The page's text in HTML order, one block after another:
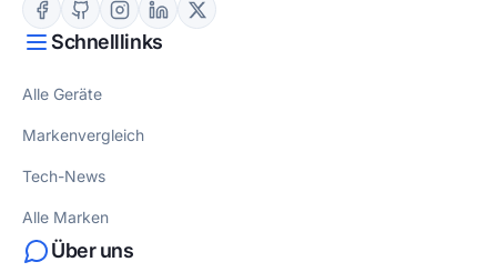
Schnelllinks
Alle Geräte
Markenvergleich
Tech-News
Alle Marken
Über uns